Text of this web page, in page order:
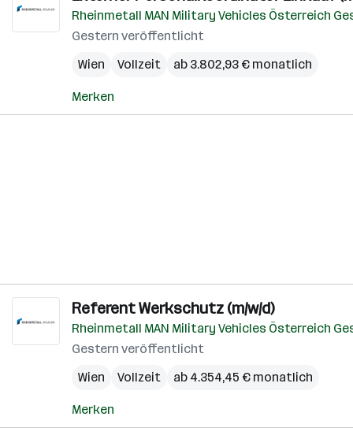
Rheinmetall MAN Military Vehicles Österreich
Gestern veröffentlicht
Wien
Vollzeit ab 3.802,93 € monatlich
Merken
Referent Werkschutz (m/w/d)
Rheinmetall MAN Military Vehicles Österreich
Gestern veröffentlicht
Wien
Vollzeit ab 4.354,45 € monatlich
Merken